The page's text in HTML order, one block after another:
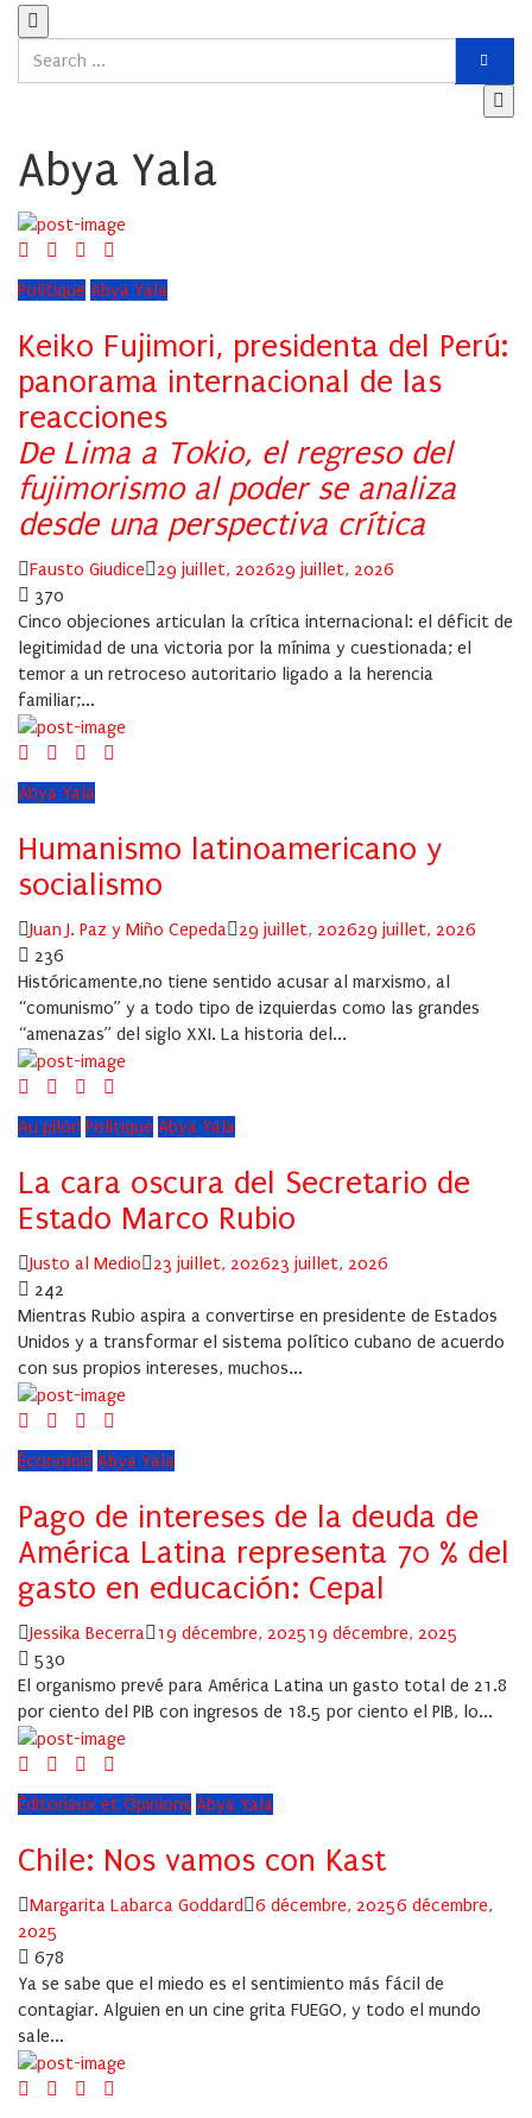
Abya Yala
Politique Abya Yala
Keiko Fujimori, presidenta del Perú:
panorama internacional de las
reacciones
De Lima a Tokio, el regreso del
fujimorismo al poder se analiza
desde una perspectiva crítica
Author
Fausto Giudice
Posted
29 juillet, 202629 juillet, 2026
370
Cinco objeciones articulan la crítica internacional: el déficit de
legitimidad de una victoria por la mínima y cuestionada; el
temor a un retroceso autoritario ligado a la herencia
familiar;...
Abya Yala
Humanismo latinoamericano y
socialismo
Author
Juan J. Paz y Miño Cepeda
Posted
29 juillet, 202629 juillet, 2026
236
Históricamente,no tiene sentido acusar al marxismo, al
“comunismo” y a todo tipo de izquierdas como las grandes
“amenazas” del siglo XXI. La historia del...
Au pilori Politique Abya Yala
La cara oscura del Secretario de
Estado Marco Rubio
Author
Justo al Medio
Posted
23 juillet, 202623 juillet, 2026
242
Mientras Rubio aspira a convertirse en presidente de Estados
Unidos y a transformar el sistema político cubano de acuerdo
con sus propios intereses, muchos...
Économie Abya Yala
Pago de intereses de la deuda de
América Latina representa 70 % del
gasto en educación: Cepal
Author
Jessika Becerra
Posted
19 décembre, 202519 décembre, 2025
530
El organismo prevé para América Latina un gasto total de 21.8
por ciento del PIB con ingresos de 18.5 por ciento el PIB, lo...
Éditoriaux et Opinions Abya Yala
Chile: Nos vamos con Kast
Author
Margarita Labarca Goddard
Posted
6 décembre, 20256 décembre,
2025
678
Ya se sabe que el miedo es el sentimiento más fácil de
contagiar. Alguien en un cine grita FUEGO, y todo el mundo
sale...